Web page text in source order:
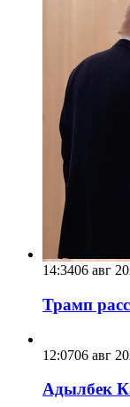
14:3406 авг
Трамп
12:0706 авг
Адылбек